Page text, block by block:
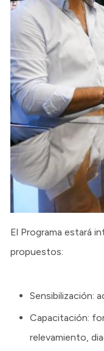
El Programa estará
propuestos:
Sensibilización:
Capacitación:
relevamiento,